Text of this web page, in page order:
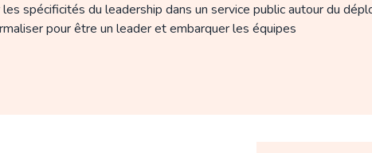
les spécificités du leadership dans un service public autour du
pour être un leader et embarquer les équipes